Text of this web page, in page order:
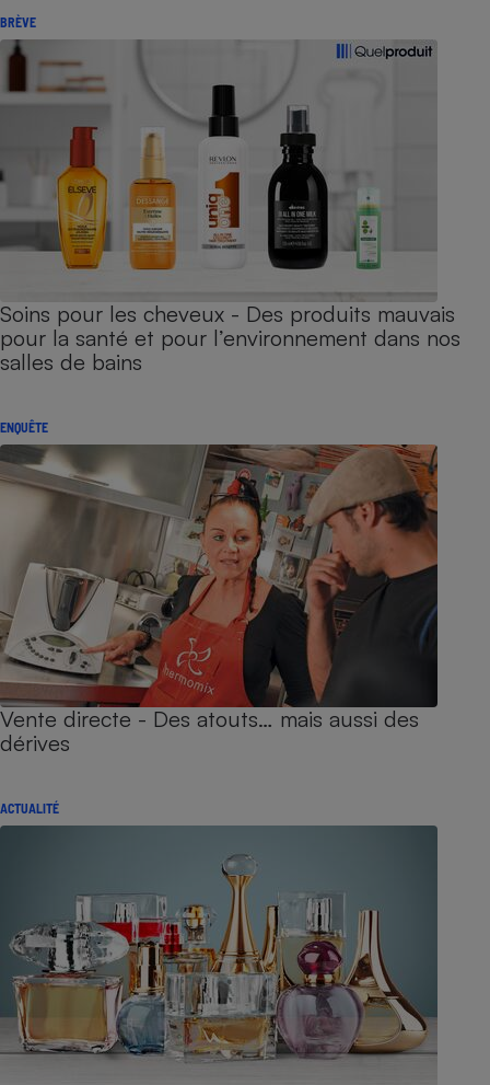
BRÈVE
Soins pour les cheveux - Des produits mauvais
pour la santé et pour l’environnement dans nos
salles de bains
ENQUÊTE
Vente directe - Des atouts… mais aussi des
dérives
ACTUALITÉ